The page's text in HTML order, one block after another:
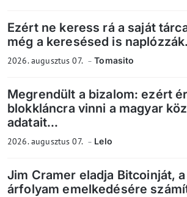
Ezért ne keress rá a saját
még a keresésed is
2026. augusztus 07. Tomasito
Megrendült a bizalom: ezért
blokkláncra vinni a magyar
adatait...
2026. augusztus 07. Lelo
Jim Cramer eladja Bitcoinját,
árfolyam emelkedésére